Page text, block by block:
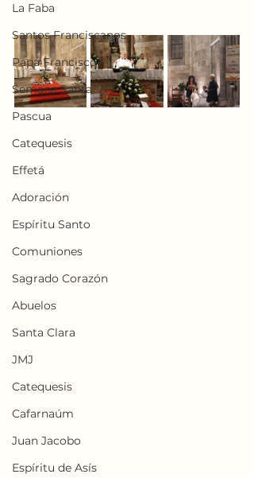
La Faba
Santos Franciscanos
Papa Francisco
Semana Santa
Pascua
Catequesis
Effetá
Adoración
Espíritu Santo
Comuniones
Sagrado Corazón
Abuelos
Santa Clara
JMJ
Catequesis
Cafarnaúm
Juan Jacobo
Espíritu de Asís